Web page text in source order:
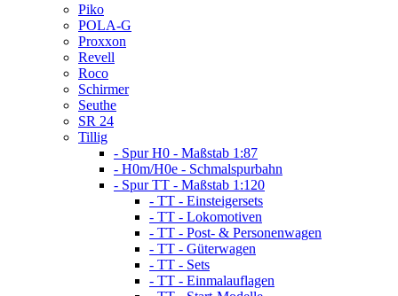
Piko
POLA-G
Proxxon
Revell
Roco
Schirmer
Seuthe
SR 24
Tillig
- Spur H0 - Maßstab 1:87
- H0m/H0e - Schmalspurbahn
- Spur TT - Maßstab 1:120
- TT - Einsteigersets
- TT - Lokomotiven
- TT - Post- & Personenwagen
- TT - Güterwagen
- TT - Sets
- TT - Einmalauflagen